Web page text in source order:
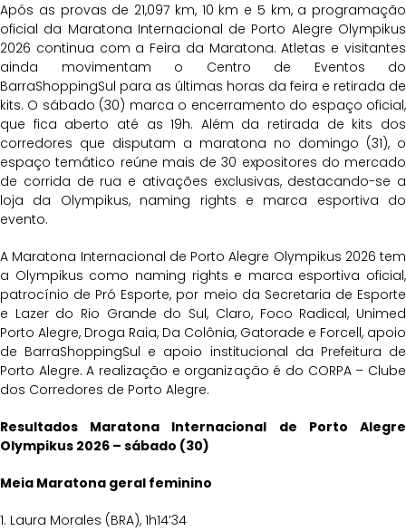
Após as provas de 21,097 km, 10 km e 5 km, a programação
oficial da Maratona Internacional de Porto Alegre Olympikus
2026 continua com a Feira da Maratona. Atletas e visitantes
ainda movimentam o Centro de Eventos do
BarraShoppingSul para as últimas horas da feira e retirada de
kits. O sábado (30) marca o encerramento do espaço oficial,
que fica aberto até as 19h. Além da retirada de kits dos
corredores que disputam a maratona no domingo (31), o
espaço temático reúne mais de 30 expositores do mercado
de corrida de rua e ativações exclusivas, destacando-se a
loja da Olympikus, naming rights e marca esportiva do
evento.
A Maratona Internacional de Porto Alegre Olympikus 2026 tem
a Olympikus como naming rights e marca esportiva oficial,
patrocínio de Pró Esporte, por meio da Secretaria de Esporte
e Lazer do Rio Grande do Sul, Claro, Foco Radical, Unimed
Porto Alegre, Droga Raia, Da Colônia, Gatorade e Forcell, apoio
de BarraShoppingSul e apoio institucional da Prefeitura de
Porto Alegre. A realização e organização é do CORPA – Clube
dos Corredores de Porto Alegre.
Resultados Maratona Internacional de Porto Alegre
Olympikus 2026 – sábado (30)
Meia Maratona geral feminino
1. Laura Morales (BRA), 1h14’34